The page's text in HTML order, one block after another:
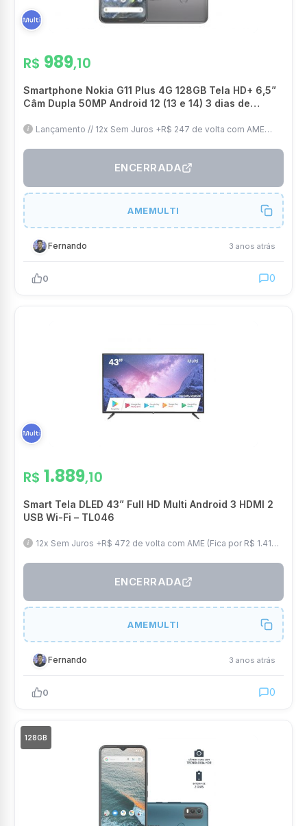
R$ 989,10
Smartphone Nokia G11 Plus 4G 128GB Tela HD+ 6,5”
Câm Dupla 50MP Android 12 (13 e 14) 3 dias de
Lançamento // 12x Sem Juros +R$ 247 de volta com AME
ENCERRADA
AMEMULTI
Fernando 3 anos atrás
0 0
R$ 1.889,10
Smart Tela DLED 43” Full HD Multi Android 3 HDMI 2
USB Wi-Fi – TL046
12x Sem Juros +R$ 472 de volta com AME (Fica por R$ 1.417)
ENCERRADA
AMEMULTI
Fernando 3 anos atrás
0 0
128GB